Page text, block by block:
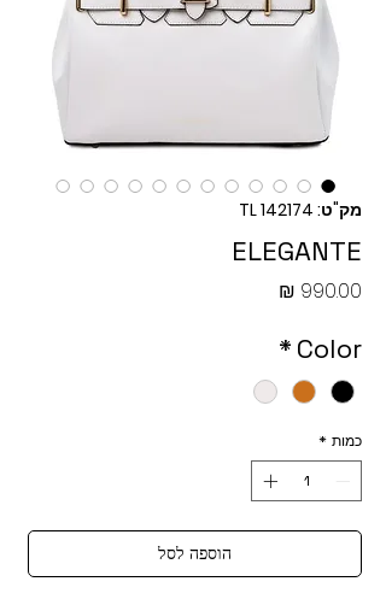
מק"ט: TL 142174
ELEGANTE
Color
*
כמות *
הוספה לסל